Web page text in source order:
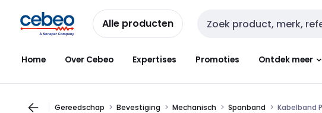
naar
navigatie
naar
inhoud
Alle producten Zoekveld invoer
Home Over Cebeo Expertises Promoties Ontdek meer
Gereedschap Bevestiging Mechanisch Spanband Kabelband